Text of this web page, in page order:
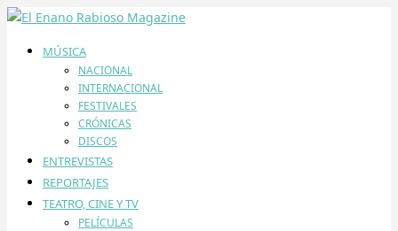
MÚSICA
NACIONAL
INTERNACIONAL
FESTIVALES
CRÓNICAS
DISCOS
ENTREVISTAS
REPORTAJES
TEATRO, CINE Y TV
PELÍCULAS